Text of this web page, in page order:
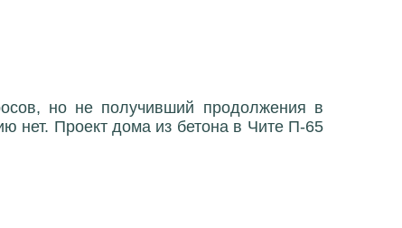
но не получивший продолжения в
нет. Проект дома из бетона в Чите П-65